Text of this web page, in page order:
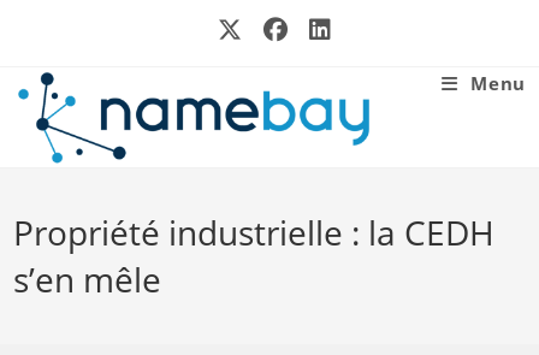
Menu
Propriété industrielle : la CEDH
s’en mêle